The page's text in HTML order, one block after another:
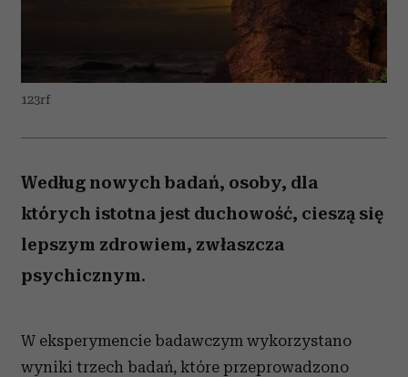
123rf
Według nowych badań, osoby, dla
których istotna jest duchowość, cieszą się
lepszym zdrowiem, zwłaszcza
psychicznym.
W eksperymencie badawczym wykorzystano
wyniki trzech badań, które przeprowadzono